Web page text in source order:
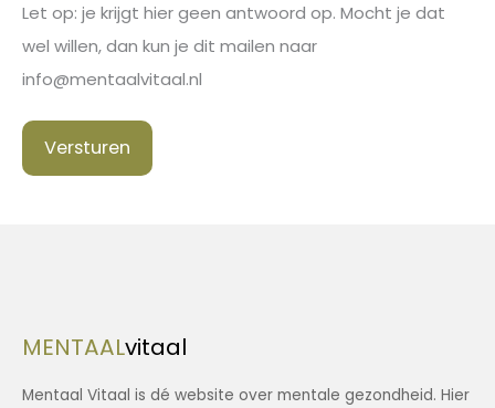
Let op: je krijgt hier geen antwoord op. Mocht je dat
wel willen, dan kun je dit mailen naar
info@mentaalvitaal.nl
Versturen
MENTAALvitaal
Mentaal Vitaal is dé website over mentale gezondheid. Hier